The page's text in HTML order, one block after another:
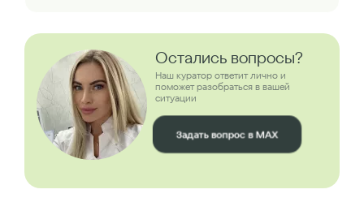
Остались вопросы?
Наш куратор ответит лично и
поможет разобраться в вашей
ситуации
Задать вопрос в MAX